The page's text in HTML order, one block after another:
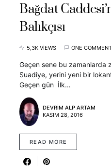
Bağdat
Balıkçısı
5,3K VIEWS ONE
Geçen sene bu zamanlarda
Suadiye, yerini yeni bir
Geçen gün İlk…
DEVRIM ALP ARTAM
KASIM 28, 2016
READ MORE